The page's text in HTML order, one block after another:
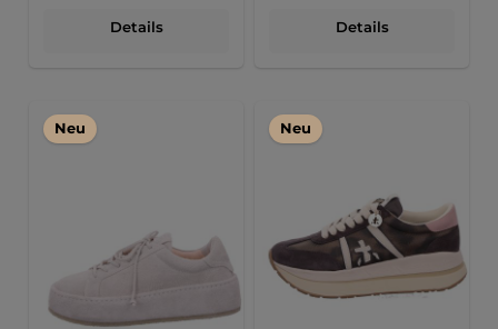
Details Details
Neu Neu